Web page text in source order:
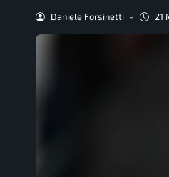
Daniele Forsinetti - 21